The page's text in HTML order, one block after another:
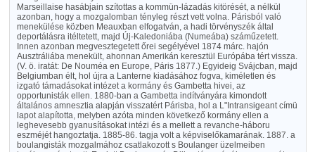
Marseillaise hasábjain szítottas a kommün-lázadás kitörését, a nélkül
azonban, hogy a mozgalomban tényleg részt vett volna. Párisból való
menekülése közben Meauxban elfogatván, a hadi törvényszék által
deportálásra itéltetett, majd Új-Kaledoniába (Numeába) száműzetett.
Innen azonban megvesztegetett őrei segélyével 1874 márc. hajón
Ausztráliába menekült, ahonnan Amerikán keresztül Európába tért vissza.
(V. ö. iratát: De Nouméa en Europe, Páris 1877.) Egyideig Svájcban, majd
Belgiumban élt, hol újra a Lanterne kiadásához fogva, kiméletlen és
izgató támadásokat intézet a kormány és Gambetta hivei, az
opportunisták ellen. 1880-ban a Gambetta indítványára kimondott
általános amnesztia alapján visszatért Párisba, hol a L"Intransigeant címü
lapot alapította, melyben azóta minden következő kormány ellen a
leghevesebb gyanusításokat intézi és a mellett a revanche-háboru
eszméjét hangoztatja. 1885-86. tagja volt a képviselőkamarának. 1887. a
boulangisták mozgalmához csatlakozott s Boulanger üzelmeiben